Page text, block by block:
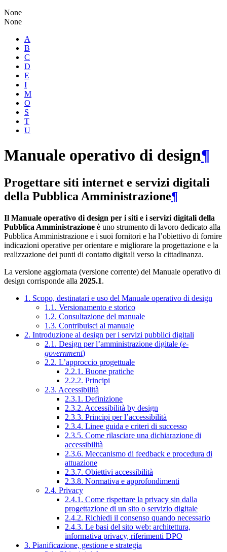
None
None
A
B
C
D
E
I
M
O
S
T
U
Manuale operativo di design¶
Progettare siti internet e servizi digitali
della Pubblica Amministrazione¶
Il Manuale operativo di design per i siti e i servizi digitali della
Pubblica Amministrazione è uno strumento di lavoro dedicato alla
Pubblica Amministrazione e i suoi fornitori e ha l’obiettivo di fornire
indicazioni operative per orientare e migliorare la progettazione e la
realizzazione dei punti di contatto digitali verso la cittadinanza.
La versione aggiornata (versione corrente) del Manuale operativo di
design corrisponde alla 2025.1.
1. Scopo, destinatari e uso del Manuale operativo di design
1.1. Versionamento e storico
1.2. Consultazione del manuale
1.3. Contribuisci al manuale
2. Introduzione al design per i servizi pubblici digitali
2.1. Design per l’amministrazione digitale (e-
government)
2.2. L’approccio progettuale
2.2.1. Buone pratiche
2.2.2. Principi
2.3. Accessibilità
2.3.1. Definizione
2.3.2. Accessibilità by design
2.3.3. Principi per l’accessibilità
2.3.4. Linee guida e criteri di successo
2.3.5. Come rilasciare una dichiarazione di
accessibilità
2.3.6. Meccanismo di feedback e procedura di
attuazione
2.3.7. Obiettivi accessibilità
2.3.8. Normativa e approfondimenti
2.4. Privacy
2.4.1. Come rispettare la privacy sin dalla
progettazione di un sito o servizio digitale
2.4.2. Richiedi il consenso quando necessario
2.4.3. Le basi del sito web: architettura,
informativa privacy, riferimenti DPO
3. Pianificazione, gestione e strategia